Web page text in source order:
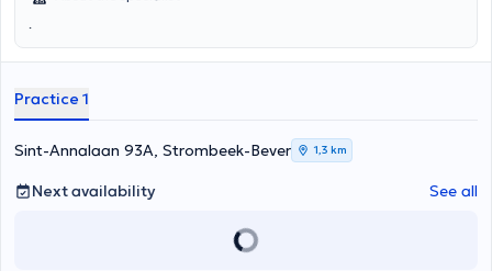
.
Practice 1
Sint-Annalaan 93A, Strombeek-Bever 1,3 km
Next availability See all